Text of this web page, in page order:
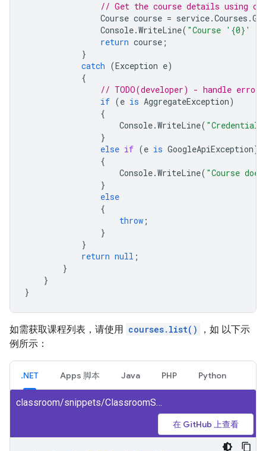
// Get the course details using
Course course = service.Courses .
Console.WriteLine( "Course '{0}'
return course ;
}
catch (Exception e)
{
// TODO(developer) - handle error
if (e is AggregateException)
{
Console.WriteLine( "Credential
}
else if (e is GoogleApiException)
{
Console.WriteLine( "Course
}
else
{
throw ;
}
}
return null ;
}
}
}
如需获取课程列表，请使用 courses.list()
，如 以下示
例所示：
.NET Apps 脚本 Java PHP Python
classroom/snippets/ClassroomSnippets/ListCourses.cs
在 GitHub 上查看